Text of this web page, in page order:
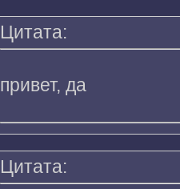
Цитата:
привет, да
Цитата: